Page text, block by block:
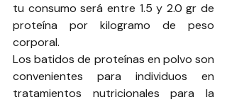
tu consumo será entre 1.5 y 2.0 gr de
proteína por kilogramo de peso
corporal.
Los batidos de proteínas en polvo son
convenientes para individuos en
tratamientos nutricionales para la